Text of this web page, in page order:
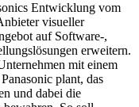
Entwicklung vom
visueller
auf Software-,
erweitern.
mit einem
plant, das
und dabei die